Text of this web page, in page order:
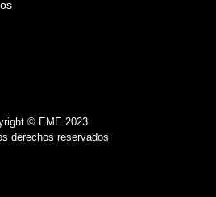
© EME 2023.
derechos reservados